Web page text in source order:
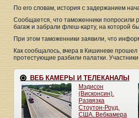
По его словам, история с задержанием
Сообщается, что таможенники попросили
багаж и забрали флеш-карту, на которой
При этом таможенники заявили, что
Как сообщалось, вчера в Кишиневе
протестующие разбили палатки.